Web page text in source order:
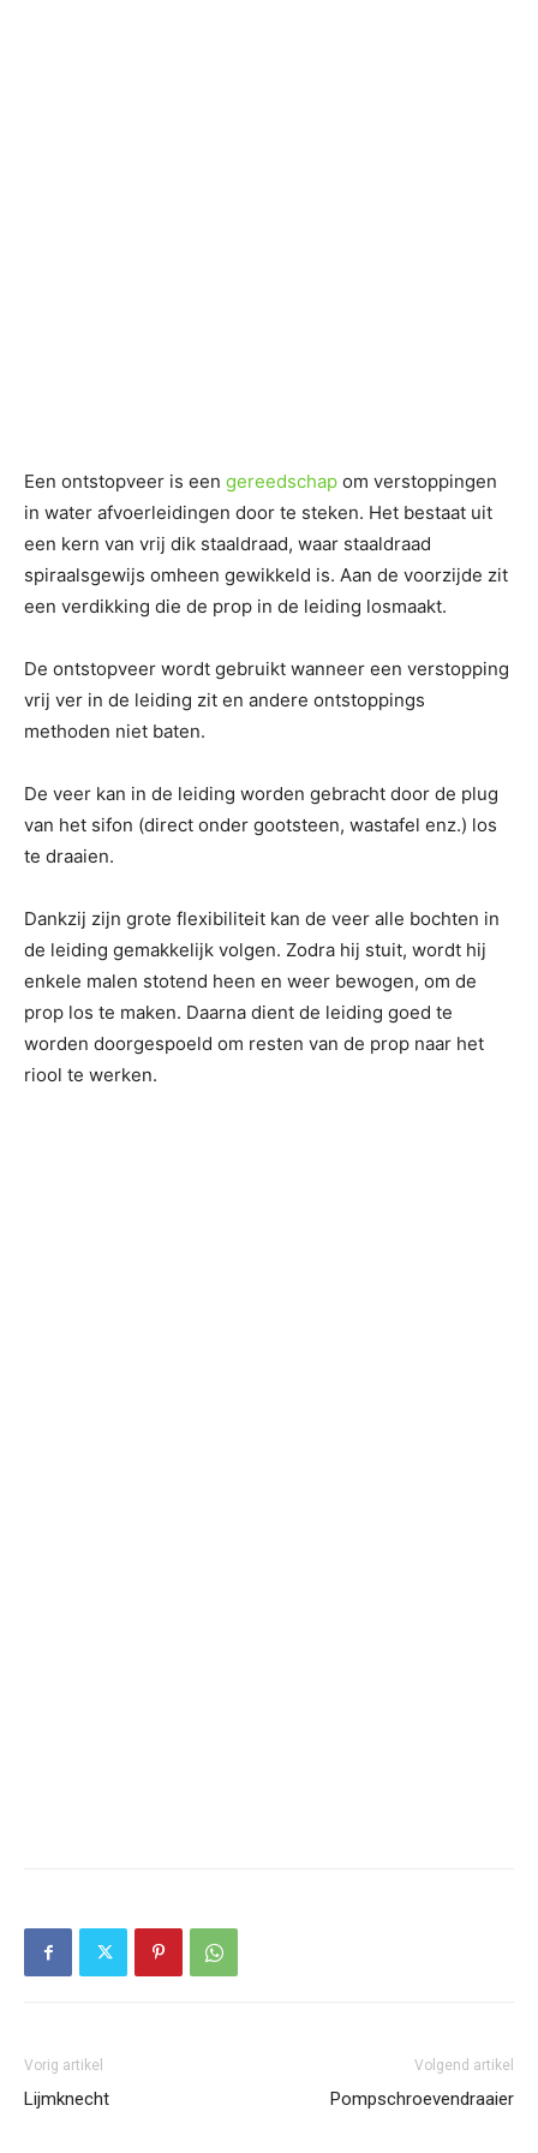
Een ontstopveer is een gereedschap om verstoppingen
in water afvoerleidingen door te steken. Het bestaat uit
een kern van vrij dik staaldraad, waar staaldraad
spiraalsgewijs omheen gewikkeld is. Aan de voorzijde zit
een verdikking die de prop in de leiding losmaakt.
De ontstopveer wordt gebruikt wanneer een verstopping
vrij ver in de leiding zit en andere ontstoppings
methoden niet baten.
De veer kan in de leiding worden gebracht door de plug
van het sifon (direct onder gootsteen, wastafel enz.) los
te draaien.
Dankzij zijn grote flexibiliteit kan de veer alle bochten in
de leiding gemakkelijk volgen. Zodra hij stuit, wordt hij
enkele malen stotend heen en weer bewogen, om de
prop los te maken. Daarna dient de leiding goed te
worden doorgespoeld om resten van de prop naar het
riool te werken.
Vorig artikel
Lijmknecht
Volgend artikel
Pompschroevendraaier